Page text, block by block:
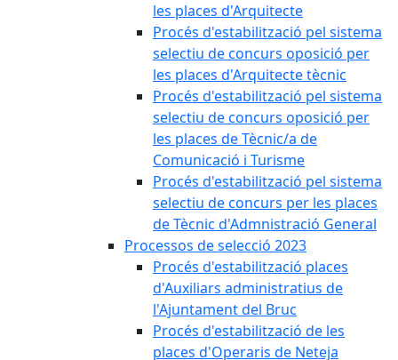
les places d'Arquitecte
Procés d'estabilització pel sistema
selectiu de concurs oposició per
les places d'Arquitecte tècnic
Procés d'estabilització pel sistema
selectiu de concurs oposició per
les places de Tècnic/a de
Comunicació i Turisme
Procés d'estabilització pel sistema
selectiu de concurs per les places
de Tècnic d'Admnistració General
Processos de selecció 2023
Procés d'estabilització places
d'Auxiliars administratius de
l'Ajuntament del Bruc
Procés d'estabilització de les
places d'Operaris de Neteja